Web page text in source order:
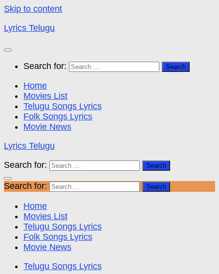
Skip to content
Lyrics Telugu
Search for:
Home
Movies List
Telugu Songs Lyrics
Folk Songs Lyrics
Movie News
Lyrics Telugu
Search for:
Search for:
Home
Movies List
Telugu Songs Lyrics
Folk Songs Lyrics
Movie News
Telugu Songs Lyrics